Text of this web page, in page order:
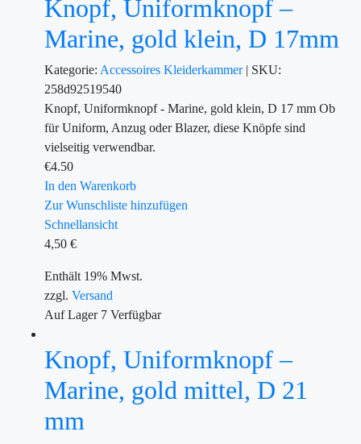
Knopf, Uniformknopf –
Marine, gold klein, D 17mm
Kategorie: Accessoires Kleiderkammer | SKU:
258d92519540
Knopf, Uniformknopf - Marine, gold klein, D 17 mm Ob
für Uniform, Anzug oder Blazer, diese Knöpfe sind
vielseitig verwendbar.
€4.50
In den Warenkorb
Zur Wunschliste hinzufügen
Schnellansicht
4,50 €
Enthält 19% Mwst.
zzgl. Versand
Auf Lager7 Verfügbar
Knopf, Uniformknopf –
Marine, gold mittel, D 21
mm